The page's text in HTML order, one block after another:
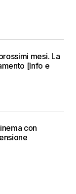
mesi. La
[Info e
con